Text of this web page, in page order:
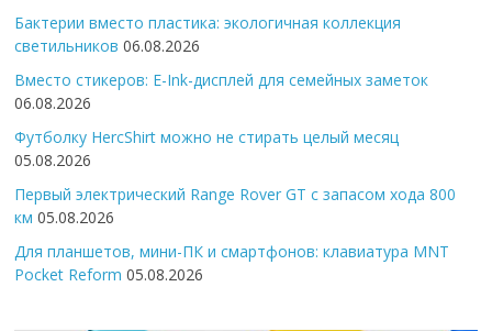
Бактерии вместо пластика: экологичная коллекция
светильников 06.08.2026
Вместо стикеров: E-Ink-дисплей для семейных заметок
06.08.2026
Футболку HercShirt можно не стирать целый месяц
05.08.2026
Первый электрический Range Rover GT с запасом хода 800
км 05.08.2026
Для планшетов, мини-ПК и смартфонов: клавиатура MNT
Pocket Reform 05.08.2026